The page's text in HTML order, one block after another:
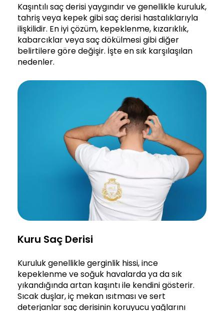
Kaşıntılı saç derisi yaygındır ve genellikle kuruluk,
tahriş veya kepek gibi saç derisi hastalıklarıyla
ilişkilidir. En iyi çözüm, kepeklenme, kızarıklık,
kabarcıklar veya saç dökülmesi gibi diğer
belirtilere göre değişir. İşte en sık karşılaşılan
nedenler.
Kuru Saç Derisi
Kuruluk genellikle gerginlik hissi, ince
kepeklenme ve soğuk havalarda ya da sık
yıkandığında artan kaşıntı ile kendini gösterir.
Sıcak duşlar, iç mekan ısıtması ve sert
deterjanlar saç derisinin koruyucu yağlarını